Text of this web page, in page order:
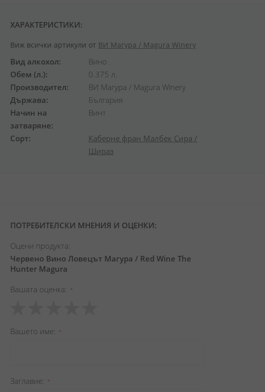
ХАРАКТЕРИСТИКИ:
Виж всички артикули от ВИ Магура / Magura Winery
Вид алкохол
Вино
Обем (л.)
0.375 л.
Производител
ВИ Магура / Magura Winery
Държава
България
Начин на
затваряне
Винт
Сорт Каберне фран Малбек Сира /
Шираз
ПОТРЕБИТЕЛСКИ МНЕНИЯ И ОЦЕНКИ:
Оцени продукта:
Червено Вино Ловецът Магура / Red Wine The
Hunter Magura
Вашата оценка
star
stars
stars
stars
stars
Вашето име
Заглавиe